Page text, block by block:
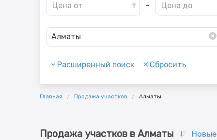
-
Алматы
Расширенный поиск Сбросить
Главная Продажа участков Алматы
Продажа участков в Алматы